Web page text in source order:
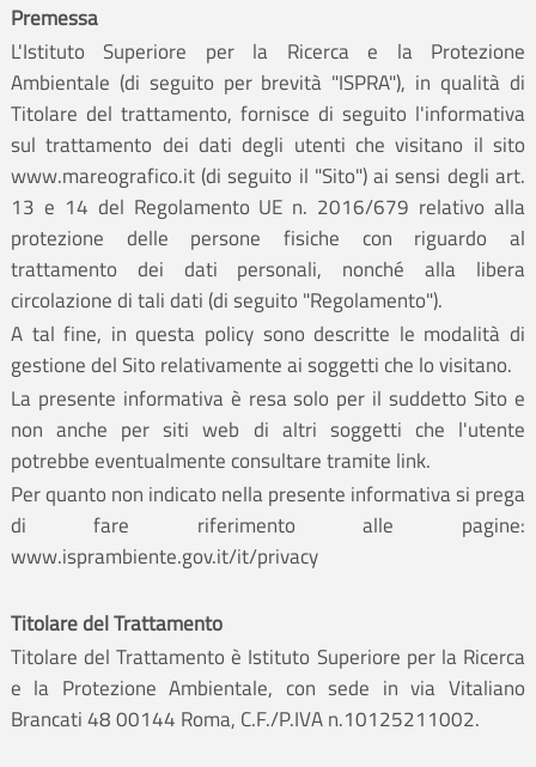
Premessa
L'Istituto Superiore per la Ricerca e la Protezione
Ambientale (di seguito per brevità "ISPRA"), in qualità di
Titolare del trattamento, fornisce di seguito l'informativa
sul trattamento dei dati degli utenti che visitano il sito
www.mareografico.it (di seguito il "Sito") ai sensi degli art.
13 e 14 del Regolamento UE n. 2016/679 relativo alla
protezione delle persone fisiche con riguardo al
trattamento dei dati personali, nonché alla libera
circolazione di tali dati (di seguito "Regolamento").
A tal fine, in questa policy sono descritte le modalità di
gestione del Sito relativamente ai soggetti che lo visitano.
La presente informativa è resa solo per il suddetto Sito e
non anche per siti web di altri soggetti che l'utente
potrebbe eventualmente consultare tramite link.
Per quanto non indicato nella presente informativa si prega
di fare riferimento alle pagine:
www.isprambiente.gov.it/it/privacy
Titolare del Trattamento
Titolare del Trattamento è Istituto Superiore per la Ricerca
e la Protezione Ambientale, con sede in via Vitaliano
Brancati 48 00144 Roma, C.F./P.IVA n.10125211002.